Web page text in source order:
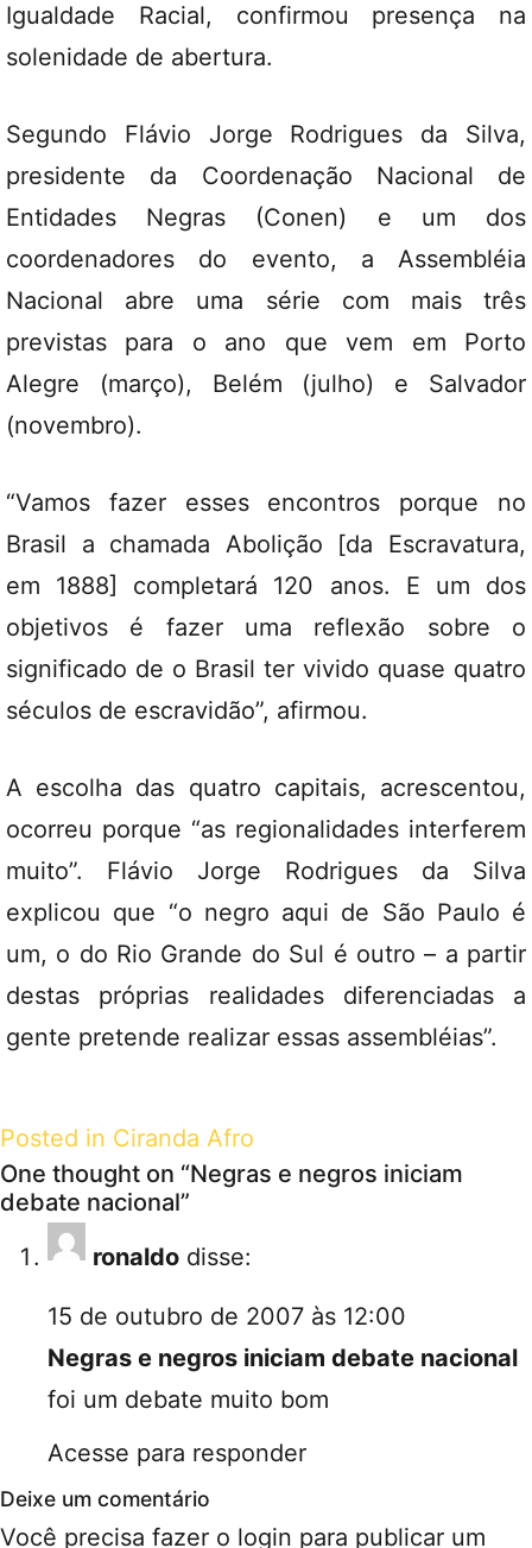
Igualdade Racial, confirmou presença na
solenidade de abertura.
Segundo Flávio Jorge Rodrigues da Silva,
presidente da Coordenação Nacional de
Entidades Negras (Conen) e um dos
coordenadores do evento, a Assembléia
Nacional abre uma série com mais três
previstas para o ano que vem em Porto
Alegre (março), Belém (julho) e Salvador
(novembro).
“Vamos fazer esses encontros porque no
Brasil a chamada Abolição [da Escravatura,
em 1888] completará 120 anos. E um dos
objetivos é fazer uma reflexão sobre o
significado de o Brasil ter vivido quase quatro
séculos de escravidão”, afirmou.
A escolha das quatro capitais, acrescentou,
ocorreu porque “as regionalidades interferem
muito”. Flávio Jorge Rodrigues da Silva
explicou que “o negro aqui de São Paulo é
um, o do Rio Grande do Sul é outro – a partir
destas próprias realidades diferenciadas a
gente pretende realizar essas assembléias”.
Posted in Ciranda Afro
One thought on “Negras e negros iniciam
debate nacional”
ronaldo disse:
15 de outubro de 2007 às 12:00
Negras e negros iniciam debate nacional
foi um debate muito bom
Acesse para responder
Deixe um comentário
Você precisa fazer o login para publicar um